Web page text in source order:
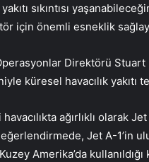
sıkıntısı
için önemli esneklik
Direktörü
küresel havacılık
ağırlıklı olarak
Jet A-1’in
Amerika’da